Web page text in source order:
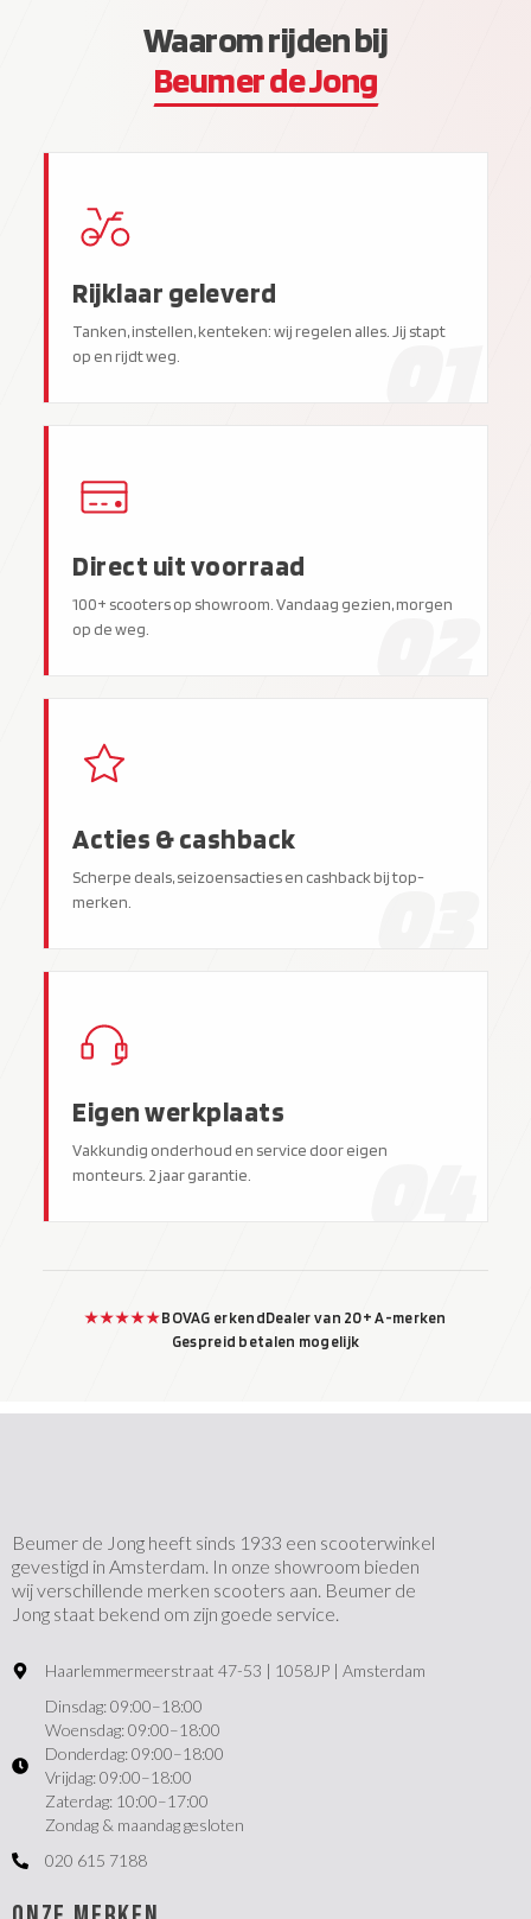
Waarom rijden bij
Beumer de Jong
Rijklaar geleverd
Tanken, instellen, kenteken: wij regelen alles. Jij stapt
op en rijdt weg.
01
Direct uit voorraad
100+ scooters op showroom. Vandaag gezien, morgen
op de weg.
02
Acties & cashback
Scherpe deals, seizoensacties en cashback bij top-
merken.
03
Eigen werkplaats
Vakkundig onderhoud en service door eigen
monteurs. 2 jaar garantie.
04
★★★★★BOVAG erkendDealer van 20+ A-merken
Gespreid betalen mogelijk
Beumer de Jong heeft sinds 1933 een scooterwinkel
gevestigd in Amsterdam. In onze showroom bieden
wij verschillende merken scooters aan. Beumer de
Jong staat bekend om zijn goede service.
Haarlemmermeerstraat 47-53 | 1058JP | Amsterdam
Dinsdag: 09:00–18:00
Woensdag: 09:00–18:00
Donderdag: 09:00–18:00
Vrijdag: 09:00–18:00
Zaterdag: 10:00–17:00
Zondag & maandag gesloten
020 615 7188